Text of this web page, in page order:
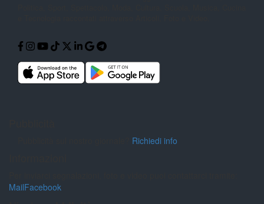
Richiedi info
MailFacebook